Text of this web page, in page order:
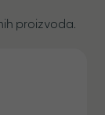
proizvoda.